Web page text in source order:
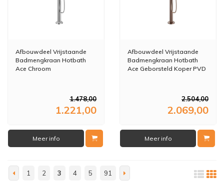
Afbouwdeel Vrijstaande
Badmengkraan Hotbath
Ace Chroom
1.478,00
1.221,00
Meer info
Afbouwdeel Vrijstaande
Badmengkraan Hotbath
Ace Geborsteld Koper PVD
2.504,00
2.069,00
Meer info
1 2 3 4 5 91